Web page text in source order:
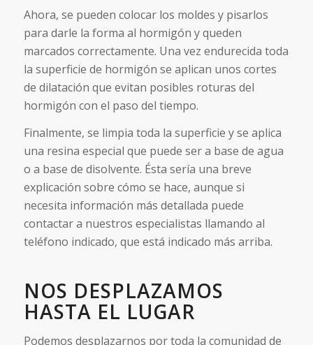
Ahora, se pueden colocar los moldes y pisarlos
para darle la forma al hormigón y queden
marcados correctamente. Una vez endurecida toda
la superficie de hormigón se aplican unos cortes
de dilatación que evitan posibles roturas del
hormigón con el paso del tiempo.
Finalmente, se limpia toda la superficie y se aplica
una resina especial que puede ser a base de agua
o a base de disolvente. Ésta sería una breve
explicación sobre cómo se hace, aunque si
necesita información más detallada puede
contactar a nuestros especialistas llamando al
teléfono indicado, que está indicado más arriba.
NOS DESPLAZAMOS
HASTA EL LUGAR
Podemos desplazarnos por toda la comunidad de